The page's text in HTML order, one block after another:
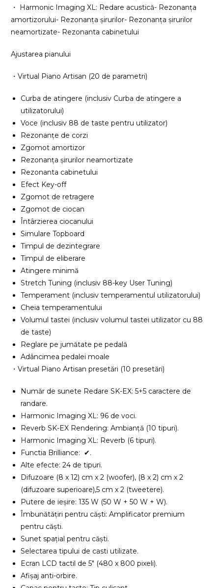
・ Harmonic Imaging XL: Redare acustică- Rezonanța
amortizorului- Rezonanța șirurilor- Rezonanța șirurilor
neamortizate- Rezonanta cabinetului
Ajustarea pianului
・Virtual Piano Artisan (20 de parametri)
Curba de atingere (inclusiv Curba de atingere a
utilizatorului)
Voce (inclusiv 88 de taste pentru utilizator)
Rezonanțe de corzi
Zgomot amortizor
Rezonanța șirurilor neamortizate
Rezonanta cabinetului
Efect Key-off
Zgomot de retragere
Zgomot de ciocan
Întârzierea ciocanului
Simulare Topboard
Timpul de dezintegrare
Timpul de eliberare
Atingere minimă
Stretch Tuning (inclusiv 88-key User Tuning)
Temperament (inclusiv temperamentul utilizatorului)
Cheia temperamentului
Volumul tastei (inclusiv volumul tastei utilizator cu 88
de taste)
Reglare pe jumătate pe pedală
Adâncimea pedalei moale
・Virtual Piano Artisan presetări (10 presetări)
Număr de sunete Redare SK-EX: 5+5 caractere de
randare.
Harmonic Imaging XL: 96 de voci.
Reverb SK-EX Rendering: Ambianță (10 tipuri).
Harmonic Imaging XL: Reverb (6 tipuri).
Functia Brilliance: ✔.
Alte efecte: 24 de tipuri.
Difuzoare (8 x 12) cm x 2 (woofer), (8 x 2) cm x 2
(difuzoare superioare),5 cm x 2 (tweetere).
Putere de ieșire: 135 W (50 W + 50 W + W).
Îmbunătățiri pentru căști: Amplificator premium
pentru căști.
Sunet spațial pentru căști.
Selectarea tipului de casti utilizate.
Ecran LCD tactil de 5″ (480 x 800 pixeli).
Afișaj anti-orbire.